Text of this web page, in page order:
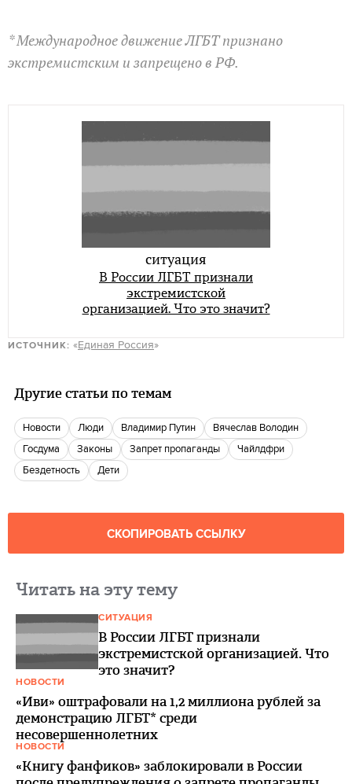
* Международное движение ЛГБТ признано
экстремистским и запрещено в РФ.
ситуация
В России ЛГБТ признали
экстремистской
организацией. Что это значит?
ИСТОЧНИК: «Единая Россия»
Другие статьи по темам
новости люди Владимир Путин
Вячеслав Володин
госдума
законы запрет пропаганды
чайлдфри
бездетность
Дети
СКОПИРОВАТЬ ССЫЛКУ
Читать на эту тему
СИТУАЦИЯ
В России ЛГБТ признали
экстремистской организацией. Что
это значит?
НОВОСТИ
«Иви» оштрафовали на 1,2 миллиона рублей за
демонстрацию ЛГБТ* среди
несовершеннолетних
НОВОСТИ
«Книгу фанфиков» заблокировали в России